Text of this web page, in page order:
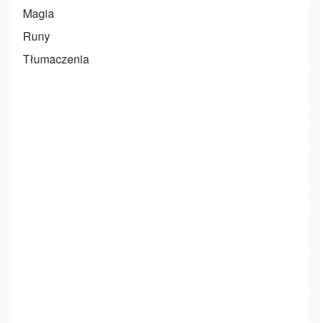
Magia
Runy
Tłumaczenia